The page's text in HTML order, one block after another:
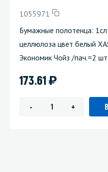
1055971
Бумажные полотенца:
целлюлоза цвет белый
Экономик Чойз /пач.=2 шт.
173.61)
- +